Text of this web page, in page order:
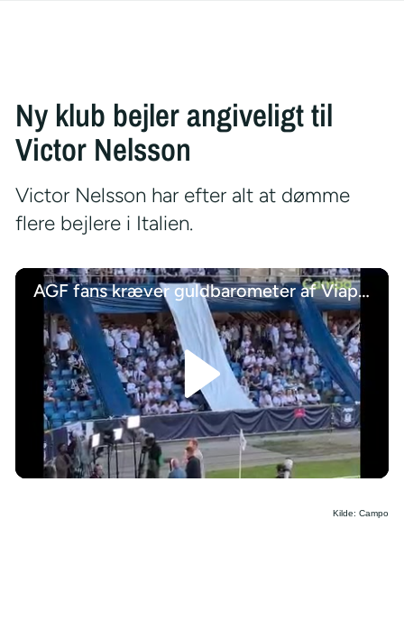
Ny klub bejler angiveligt til
Victor Nelsson
Victor Nelsson har efter alt at dømme
flere bejlere i Italien.
AGF fans kræver guldbarometer af Viaplay-ekspert
/
Kilde: Campo